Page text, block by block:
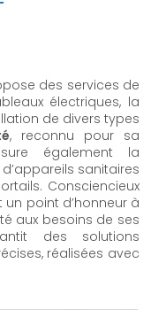
des services de
électriques, la
de divers types
, reconnu pour sa
également la
sanitaires
Consciencieux
point d’honneur à
aux besoins de ses
des solutions
réalisées avec